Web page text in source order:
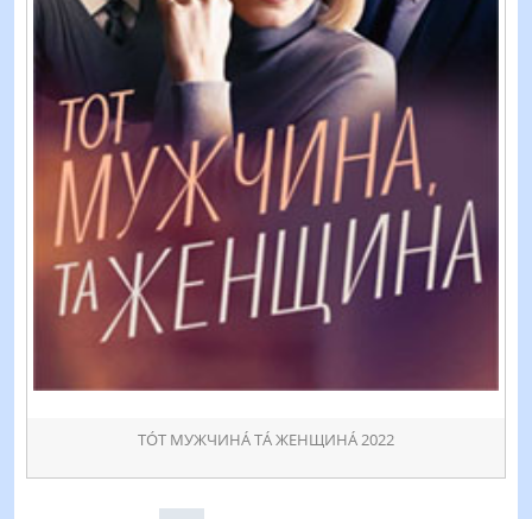
ТÓТ МУЖЧИНÁ ТÁ ЖЕНЩИНÁ 2022